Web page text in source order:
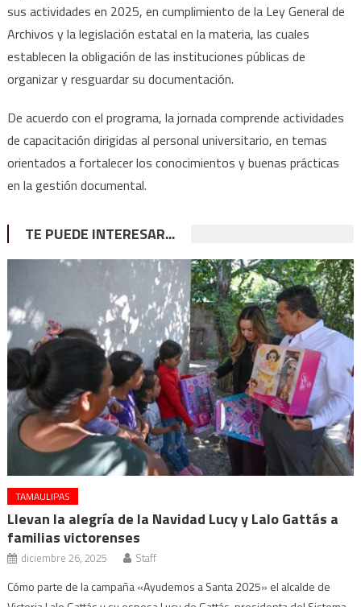
sus actividades en 2025, en cumplimiento de la Ley General de
Archivos y la legislación estatal en la materia, las cuales
establecen la obligación de las instituciones públicas de
organizar y resguardar su documentación.
De acuerdo con el programa, la jornada comprende actividades
de capacitación dirigidas al personal universitario, en temas
orientados a fortalecer los conocimientos y buenas prácticas
en la gestión documental.
TE PUEDE INTERESAR...
TAMAULIPAS
Llevan la alegría de la Navidad Lucy y Lalo Gattás a
familias victorenses
diciembre 26, 2025 Staff
Cómo parte de la campaña «Ayudemos a Santa 2025» el alcalde de